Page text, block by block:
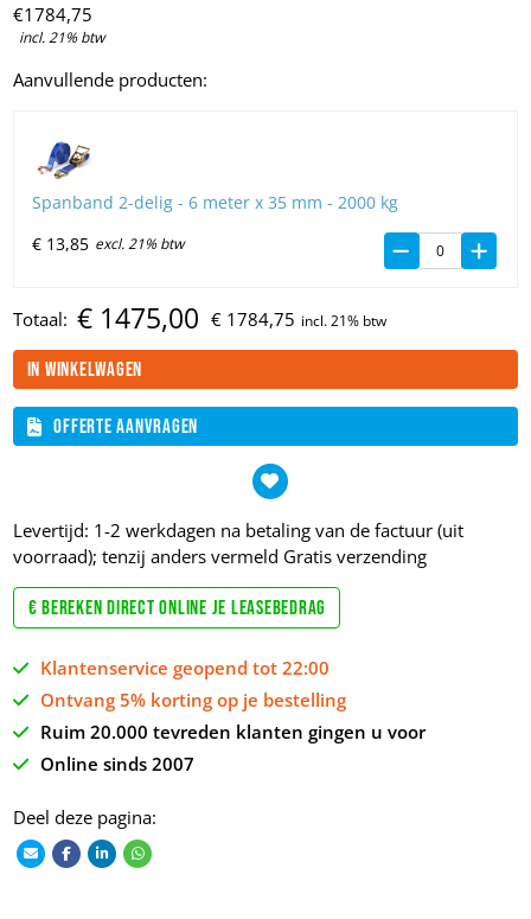
€1784,75
incl. 21% btw
Aanvullende producten:
Spanband 2-delig - 6 meter x 35 mm - 2000 kg
€ 13,85 excl. 21% btw
Totaal: € 1784,75
€ 1475,00
In winkelwagen
Offerte aanvragen
Levertijd: 1-2 werkdagen na betaling van de factuur (uit
voorraad); tenzij anders vermeld Gratis verzending
€ Bereken direct online je leasebedrag
Klantenservice geopend tot 22:00
Ontvang 5% korting op je bestelling
Ruim 20.000 tevreden klanten gingen u voor
Online sinds 2007
Deel deze pagina: